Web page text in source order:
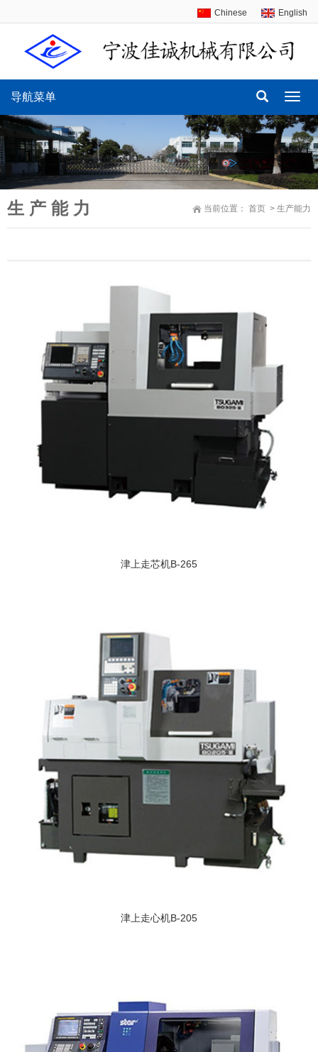
Chinese English
导
航
菜
单
导航菜单
当前位置： 首页 > 生产能力
生 产 能 力
津上走芯机B-265
津上走心机B-205